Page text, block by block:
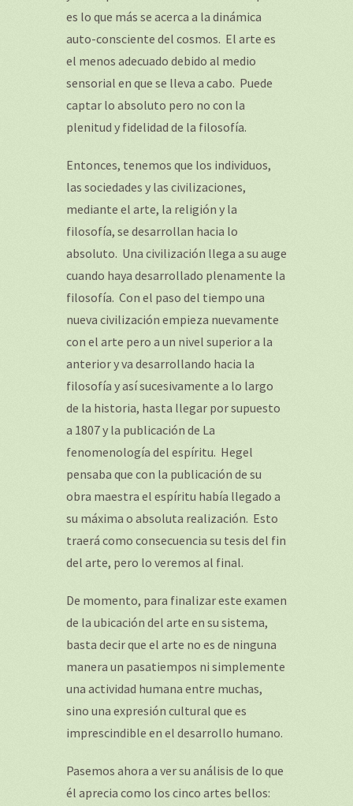
es lo que más se acerca a la dinámica
auto-consciente del cosmos. El arte es
el menos adecuado debido al medio
sensorial en que se lleva a cabo. Puede
captar lo absoluto pero no con la
plenitud y fidelidad de la filosofía.
Entonces, tenemos que los individuos,
las sociedades y las civilizaciones,
mediante el arte, la religión y la
filosofía, se desarrollan hacia lo
absoluto. Una civilización llega a su auge
cuando haya desarrollado plenamente la
filosofía. Con el paso del tiempo una
nueva civilización empieza nuevamente
con el arte pero a un nivel superior a la
anterior y va desarrollando hacia la
filosofía y así sucesivamente a lo largo
de la historia, hasta llegar por supuesto
a 1807 y la publicación de La
fenomenología del espíritu. Hegel
pensaba que con la publicación de su
obra maestra el espíritu había llegado a
su máxima o absoluta realización. Esto
traerá como consecuencia su tesis del fin
del arte, pero lo veremos al final.
De momento, para finalizar este examen
de la ubicación del arte en su sistema,
basta decir que el arte no es de ninguna
manera un pasatiempos ni simplemente
una actividad humana entre muchas,
sino una expresión cultural que es
imprescindible en el desarrollo humano.
Pasemos ahora a ver su análisis de lo que
él aprecia como los cinco artes bellos: